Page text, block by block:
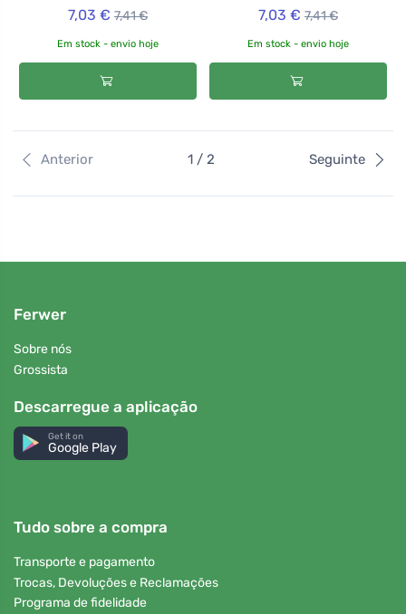
7,03 € 7,41 €
Em stock - envio hoje
7,03 € 7,41 €
Em stock - envio hoje
Anterior 1 / 2 Seguinte
Ferwer
Sobre nós
Grossista
Descarregue a aplicação
Get it on
Google Play
Tudo sobre a compra
Transporte e pagamento
Trocas, Devoluções e Reclamações
Programa de fidelidade